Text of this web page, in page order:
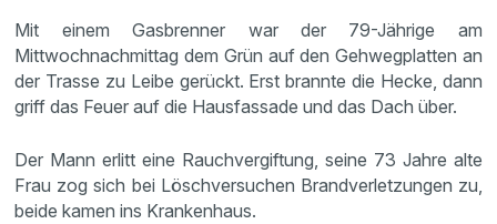
Mit einem Gasbrenner war der 79-Jährige am
Mittwochnachmittag dem Grün auf den Gehwegplatten an
der Trasse zu Leibe gerückt. Erst brannte die Hecke, dann
griff das Feuer auf die Hausfassade und das Dach über.
Der Mann erlitt eine Rauchvergiftung, seine 73 Jahre alte
Frau zog sich bei Löschversuchen Brandverletzungen zu,
beide kamen ins Krankenhaus.